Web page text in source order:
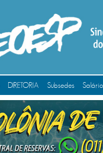
DIRETORIA Subsedes